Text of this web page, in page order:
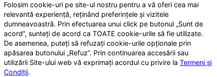
Folosim cookie-uri pe site-ul nostru pentru a vă oferi cea mai
relevantă experiență, reținând preferințele și vizitele
dumneavoastră. Prin efectuarea unui click pe butonul „Sunt de
acord”, sunteți de acord ca TOATE cookie-urile să fie utilizate.
De asemenea, puteți să refuzați cookie-urile opționale prin
apăsarea butonului „Refuz”. Prin continuarea accesării sau
utilizării Site-ului web vă exprimați acordul cu privire la Termeni și
Condiții.